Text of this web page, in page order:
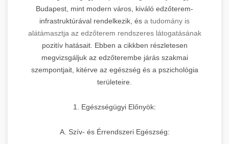
Budapest, mint modern város, kiváló edzőterem-
infrastruktúrával rendelkezik, és a tudomány is
alátámasztja az edzőterem rendszeres látogatásának
pozitív hatásait. Ebben a cikkben részletesen
megvizsgáljuk az edzőterembe járás szakmai
szempontjait, kitérve az egészség és a pszichológia
területeire.
1. Egészségügyi Előnyök:
A. Szív- és Érrendszeri Egészség: